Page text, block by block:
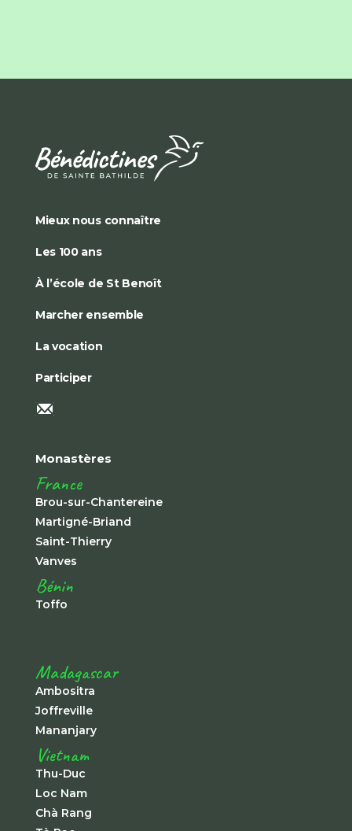
Mieux nous connaître
Les 100 ans
À l’école de St Benoît
Marcher ensemble
La vocation
Participer
Monastères
France
Brou-sur-Chantereine
Martigné-Briand
Saint-Thierry
Vanves
Bénin
Toffo
Madagascar
Ambositra
Joffreville
Mananjary
Vietnam
Thu-Duc
Loc Nam
Chà Rang